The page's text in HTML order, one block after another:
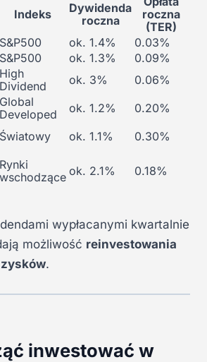
Indeks
Dywidenda
roczna
roczna
(TER)
S&P500 ok. 1.4%
0.03%
S&P500 ok. 1.3%
0.09%
High
Dividend
ok. 3%
0.06%
Global
Developed
ok. 1.2%
0.20%
Światowy ok. 1.1%
0.30%
Rynki
wschodzące ok. 2.1% 0.18%
wypłacanymi kwartalnie
możliwość reinvestowania
.
inwestować w